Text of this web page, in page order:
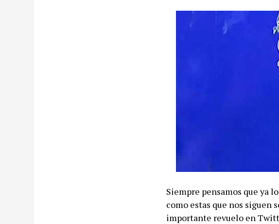
Siempre pensamos que ya
como estas que nos siguen
importante revuelo en